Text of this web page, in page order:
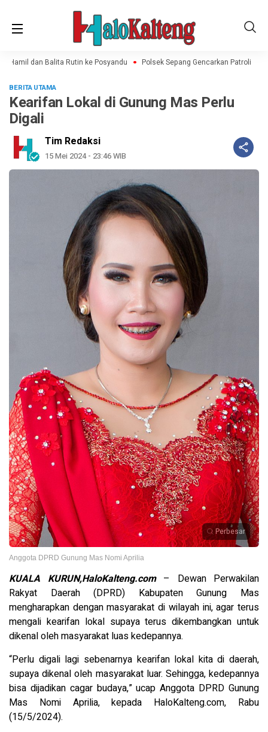
Hamil dan Balita Rutin ke Posyandu Polsek Sepang Gencarkan Patroli
BERITA UTAMA
Kearifan Lokal di Gunung Mas Perlu
Digali
Tim Redaksi
15 Mei 2024 - 23:46 WIB
Perbesar
Anggota DPRD Gunung Mas Nomi Aprilia
KUALA KURUN,HaloKalteng.com– Dewan Perwakilan
Rakyat Daerah (DPRD) Kabupaten Gunung Mas
mengharapkan dengan masyarakat di wilayah ini, agar terus
mengali kearifan lokal supaya terus dikembangkan untuk
dikenal oleh masyarakat luas kedepannya.
“Perlu digali lagi sebenarnya kearifan lokal kita di daerah,
supaya dikenal oleh masyarakat luar. Sehingga, kedepannya
bisa dijadikan cagar budaya,” ucap Anggota DPRD Gunung
Mas Nomi Aprilia, kepada HaloKalteng.com, Rabu
(15/5/2024).